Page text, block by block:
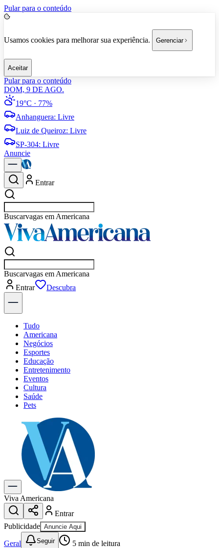
Pular para o conteúdo
Usamos cookies para melhorar sua experiência. Gerenciar
Aceitar
Pular para o conteúdo
DOM, 9 DE AGO.
19°C · 77%
Anhanguera: Livre
Luiz de Queiroz: Livre
SP-304: Livre
Anuncie
Entrar
Buscarempresas em
Buscarempresas em
Entrar
Descubra
Tudo
Americana
Negócios
Esportes
Educação
Entretenimento
Eventos
Cultura
Saúde
Pets
Explore Tudo
Últimas Notícias
Previsão do Tempo
Dia a Dia & Lazer
Gastronomia
Cinema & Shows
Para Sua Empresa
Anuncie no Portal
Cadastrar Empresa
Divulgar VagasNovo
Publicidade Legal
Viva Americana
Entrar
Publicidade Anuncie Aqui
Geral Seguir 5 min de leitura